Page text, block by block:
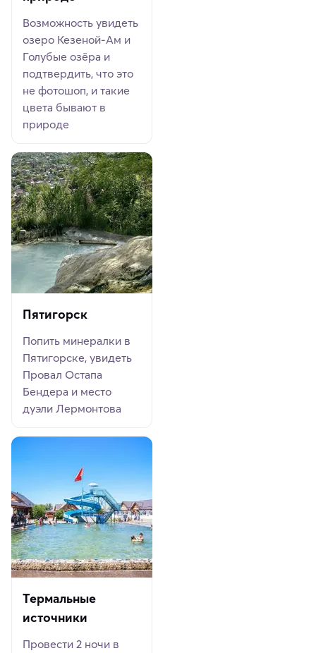
Возможность увидеть
озеро Кезеной-Ам и
Голубые озёра и
подтвердить, что это
не фотошоп, и такие
цвета бывают в
природе
Пятигорск
Попить минералки в
Пятигорске, увидеть
Провал Остапа
Бендера и место
дуэли Лермонтова
Термальные
источники
Провести 2 ночи в